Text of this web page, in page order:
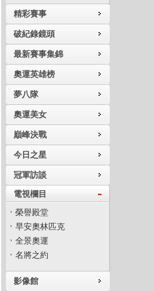
精彩賽事
破紀錄鏡頭
最新賽事集錦
奧運英雄榜
夢八隊
奧運美女
巔峰決戰
今日之星
冠軍訪談
電視欄目
榮譽殿堂
早安奧林匹克
全景奧運
名將之約
影像館